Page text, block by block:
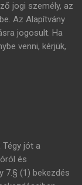
jogi személy, az
Az Alapítvány
jogosult. Ha
venni, kérjük,
jót a
és
7.§ (1) bekezdés